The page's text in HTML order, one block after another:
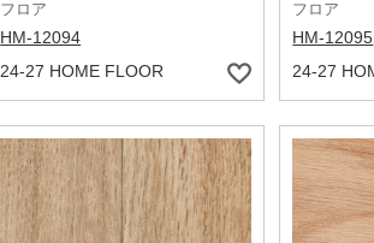
フロア
HM-12094
24-27 HOME FLOOR
フロア
HM-12095
24-27